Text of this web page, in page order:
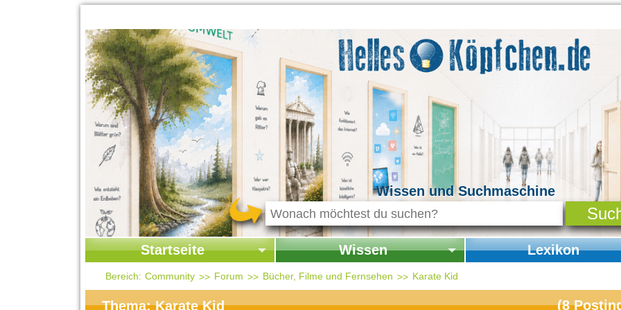
Wissen und Suchmaschine
Startseite
Startseite
Kontakt
Wissen
Startseite Wissen
Lexikon
Bereich: Community Forum Bücher, Filme und Fernsehen Karate Kid
Thema: Karate Kid (8